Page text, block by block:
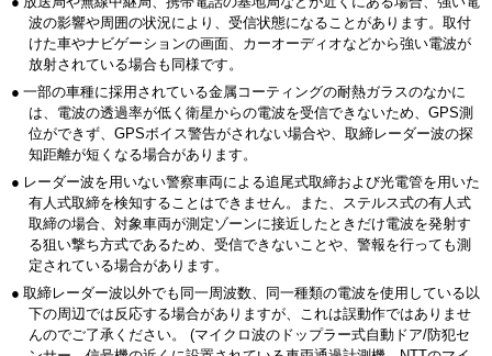
波の影響や周囲の状況により、受信状態になることがあります。取付
けた車やナビゲーションの画面、カーオーディオなどから強い電波が
放射されている場合も同様です。
● 一部の車種に採用されている金属コーティングの耐熱ガラスのなかに
は、電波の透過率が低く衛星からの電波を受信できないため、GPS測
位ができず、GPSボイス警告がされない場合や、取締レーダー波の探
知距離が短くなる場合があります。
● レーダー波を用いない警察車両による追尾式取締および光電管を用いた
有人式取締を検知することはできません。また、ステルス式の有人式
取締の場合、対象車両が測定ゾーンに接近したときだけ電波を発射す
る狙い撃ち方式であるため、受信できないことや、警報を行っても測
定されている場合があります。
● 取締レーダー波以外でも同一周波数、同一種類の電波を使用している以
下の周辺では反応する場合がありますが、これは誤動作ではありませ
んのでご了承ください。 (マイクロ波のドップラー式自動ドア/防犯セ